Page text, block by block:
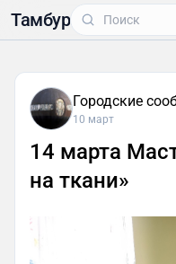
Тамбур
Городские
10 март
14 марта
на ткани»